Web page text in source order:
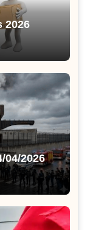
2026
04/2026